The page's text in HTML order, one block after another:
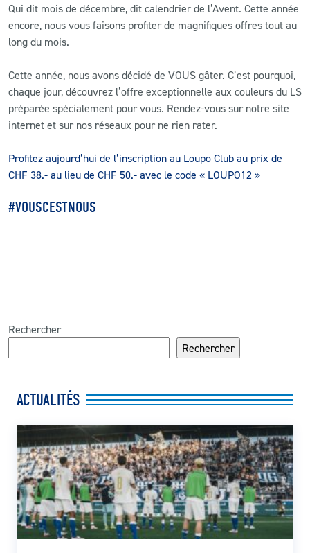
ACTUALITÉS
LS E-SHOP
L’APP DU LS
LS ACADEMY CAMPS
MATCH DES CELEBRITES
PRESSE ET MEDIAS
Qui dit mois de décembre, dit calendrier de l’Avent. Cette année
encore, nous vous faisons profiter de magnifiques offres tout au
long du mois.
Cette année, nous avons décidé de VOUS gâter. C’est pourquoi,
chaque jour, découvrez l’offre exceptionnelle aux couleurs du LS
préparée spécialement pour vous. Rendez-vous sur notre site
internet et sur nos réseaux pour ne rien rater.
Profitez aujourd’hui de l’inscription au Loupo Club au prix de
CHF 38.- au lieu de CHF 50.- avec le code « LOUPO12 »
#VOUSCESTNOUS
Rechercher
Rechercher
ACTUALITÉS